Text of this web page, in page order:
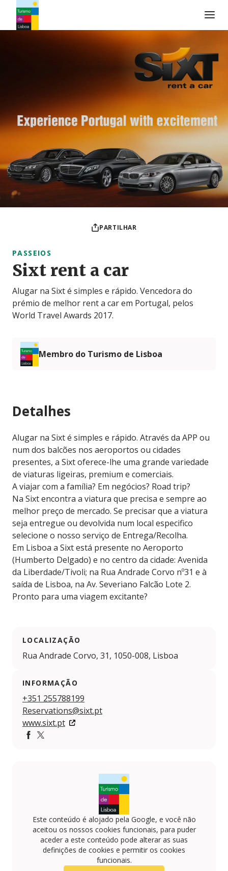
Logo do Turismo de Lisboa
PARTILHAR
PASSEIOS
Sixt rent a car
Alugar na Sixt é simples e rápido. Vencedora do
prémio de melhor rent a car em Portugal, pelos
World Travel Awards 2017.
Membro do Turismo de Lisboa
Detalhes
Alugar na Sixt é simples e rápido. Através da APP ou
num dos balcões nos aeroportos ou cidades
presentes, a Sixt oferece-lhe uma grande variedade
de viaturas ligeiras, premium e comerciais.
A viajar com a família? Em negócios? Road trip?
Na Sixt encontra a viatura que precisa e sempre ao
melhor preço de mercado. Se precisar que a viatura
seja entregue ou devolvida num local especifico
selecione o nosso serviço de Entrega/Recolha.
Em Lisboa a Sixt está presente no Aeroporto
(Humberto Delgado) e no centro da cidade: Avenida
da Liberdade/Tivoli; na Rua Andrade Corvo nº31 e à
saída de Lisboa, na Av. Severiano Falcão Lote 2.
Pronto para uma viagem excitante?
LOCALIZAÇÃO
Rua Andrade Corvo, 31, 1050-008, Lisboa
INFORMAÇÃO
+351 255788199
Reservations@sixt.pt
www.sixt.pt
Este conteúdo é alojado pela Google, e você não
aceitou os nossos cookies funcionais, para puder
aceder a este conteúdo pode alterar as suas
definições de cookies e permitir os cookies
funcionais.